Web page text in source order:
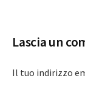
Lascia un
Il tuo indirizzo